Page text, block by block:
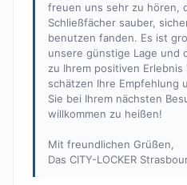
freuen uns sehr zu hören,
Schließfächer sauber,
benutzen fanden. Es ist
unsere günstige Lage und
zu Ihrem positiven
schätzen Ihre Empfehlung
Sie bei Ihrem nächsten
willkommen zu heißen!
Mit freundlichen Grüßen,
Das CITY-LOCKER